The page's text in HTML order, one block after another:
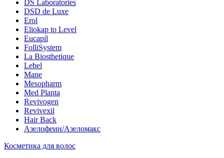
DS Laboratories
DSD de Luxe
Erol
Eliokap to Level
Eucapil
FolliSystem
La Biosthetique
Lebel
Mane
Mesopharm
Med Planta
Revivogen
Revivexil
Hair Back
Азелофеин/Aзеломакс
Косметика для волос